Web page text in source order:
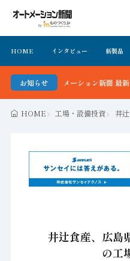
HOME インタビュー 新製品
お知らせ
トメーション新聞 最新号＆バックナ
HOME 工場・設備投資 井
井辻食産、広島
の工